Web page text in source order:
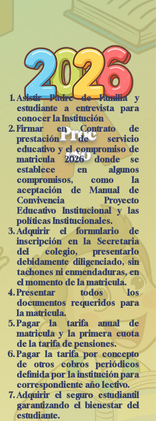
Proc
eso
Asistir Padre de Familia y
estudiante a entrevista para
conocer la Institución
Firmar en Contrato de
prestación de servicio
educativo y el compromiso de
matricula 2026 donde se
establece en algunos
compromisos, como la
aceptación de Manual de
Convivencia Proyecto
Educativo Institucional y las
políticas Institucionales.
Adquirir el formulario de
inscripción en la Secretaria
del colegio, presentarlo
debidamente diligenciado, sin
tachones ni enmendaduras, en
el momento de la matricula.
Presentar todos los
documentos requeridos para
la matricula.
Pagar la tarifa anual de
matricula y la primera cuota
de la tarifa de pensiones.
Pagar la tarifa por concepto
de otros cobros periódicos
definida por la institución para
correspondiente año lectivo.
Adquirir el seguro estudiantil
garantizando el bienestar del
estudiante.